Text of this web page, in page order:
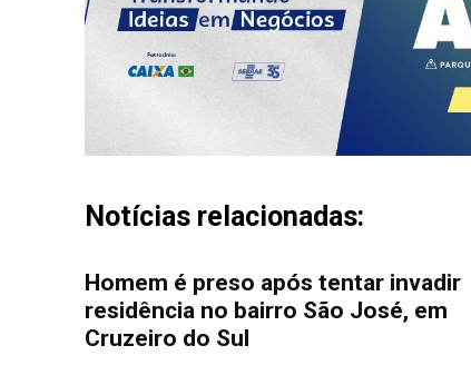
Notícias relacionadas:
Homem é preso após tentar invadir
residência no bairro São José, em
Cruzeiro do Sul